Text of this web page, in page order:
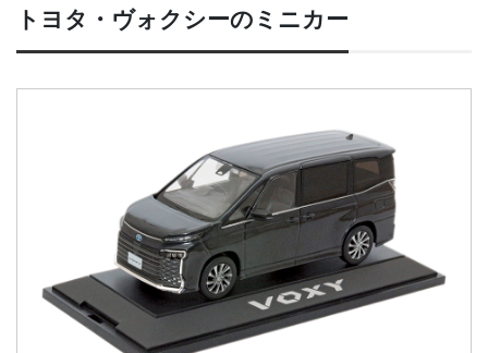
トヨタ・ヴォクシーのミニカー